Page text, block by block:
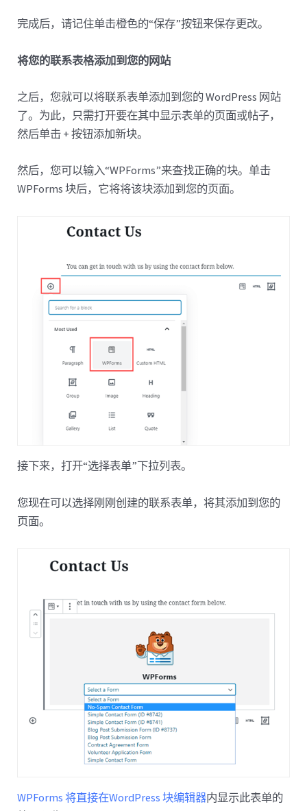
完成后，请记住单击橙色的“保存”按钮来保存更改。
将您的联系表格添加到您的网站
之后，您就可以将联系表单添加到您的 WordPress 网站
了。为此，只需打开要在其中显示表单的页面或帖子，
然后单击 + 按钮添加新块。
然后，您可以输入“WPForms”来查找正确的块。单击
WPForms 块后，它将将该块添加到您的页面。
接下来，打开“选择表单”下拉列表。
您现在可以选择刚刚创建的联系表单，将其添加到您的
页面。
WPForms 将直接在WordPress 块编辑器内显示此表单的